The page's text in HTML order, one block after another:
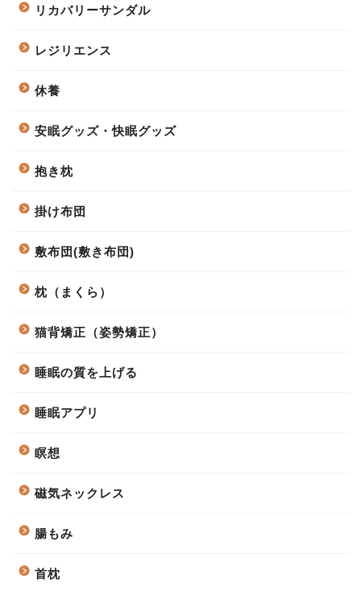
リカバリーサンダル
レジリエンス
休養
安眠グッズ・快眠グッズ
抱き枕
掛け布団
敷布団(敷き布団)
枕（まくら）
猫背矯正（姿勢矯正）
睡眠の質を上げる
睡眠アプリ
瞑想
磁気ネックレス
腸もみ
首枕